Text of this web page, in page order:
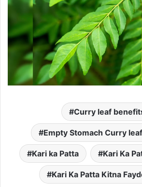
Curry leaf
Empty Stomach Curry
Kari ka Patta Kari Ka
Kari Ka Patta Kitna